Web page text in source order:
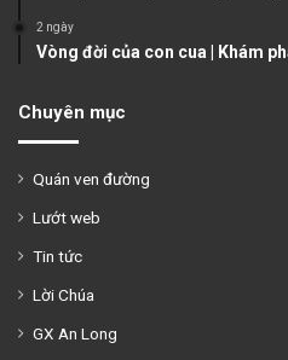
2 ngày
Vòng đời của con cua | Khám
Chuyên mục
Quán ven đường
Lướt web
Tin tức
Lời Chúa
GX An Long